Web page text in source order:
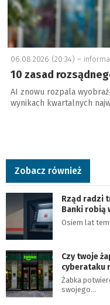
06.08.2026 (20:34) –
10 zasad
AI znowu rozpala
wynikach kwartalnych
Zobacz również
Rząd radzi
Banki robią
Osiem lat
Czy twoje
cyberataku
Żabka
swojego…